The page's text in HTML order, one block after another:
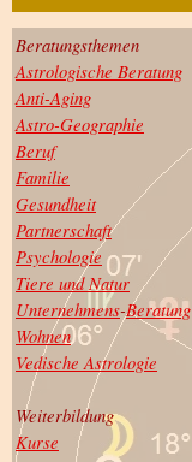
Beratungsthemen
Astrologische Beratung
Anti-Aging
Astro-Geographie
Beruf
Familie
Gesundheit
Partnerschaft
Psychologie
Tiere und Natur
Unternehmens-Beratung
Wohnen
Vedische Astrologie
Weiterbildung
Kurse